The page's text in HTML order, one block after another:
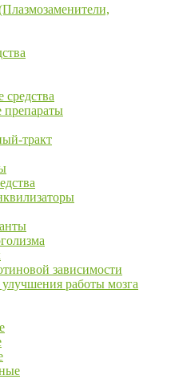
средства
препараты
тракт
зависимости
работы мозга